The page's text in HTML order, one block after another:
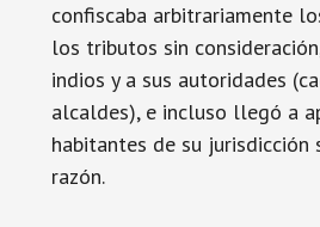
confiscaba arbitrariamente
los tributos sin
indios y a sus autoridades
alcaldes), e incluso llegó a
habitantes de su jurisdicción
razón.